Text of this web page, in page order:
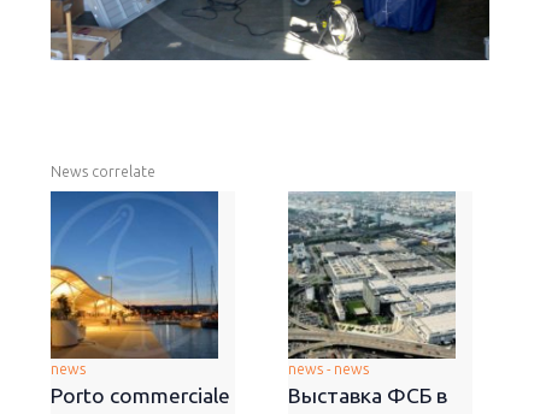
News correlate
news
Porto commerciale
news - news
Выставка ФСБ в